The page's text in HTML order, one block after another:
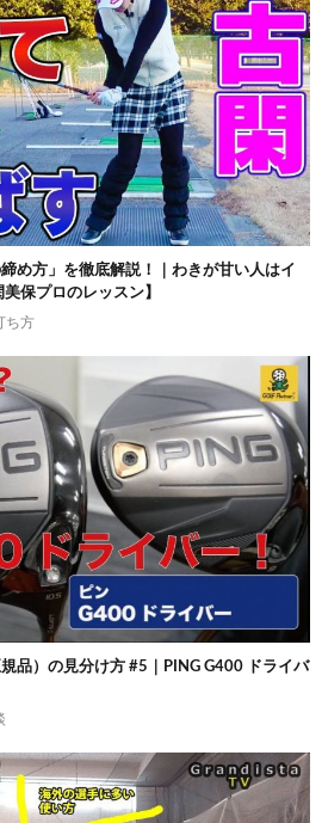
め方」を徹底解説！｜わきが甘い人はイ
保プロのレッスン】
ち方
品）の見分け方 #5｜PING G400 ドライバ